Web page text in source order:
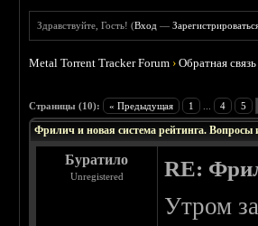
Здравствуйте, Гость! (Вход —
Metal Torrent Tracker Forum ›Обратная связь
Страницы (10): « Предыдущая 1 4 5
Фрилич и новая система рейтинга. Вопросы
Буратило
Unregistered RE:
Утром